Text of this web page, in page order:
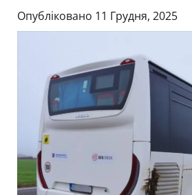
Опубліковано 11 Грудня, 2025